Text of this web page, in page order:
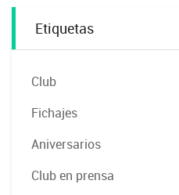
Etiquetas
Club
Fichajes
Aniversarios
Club en prensa